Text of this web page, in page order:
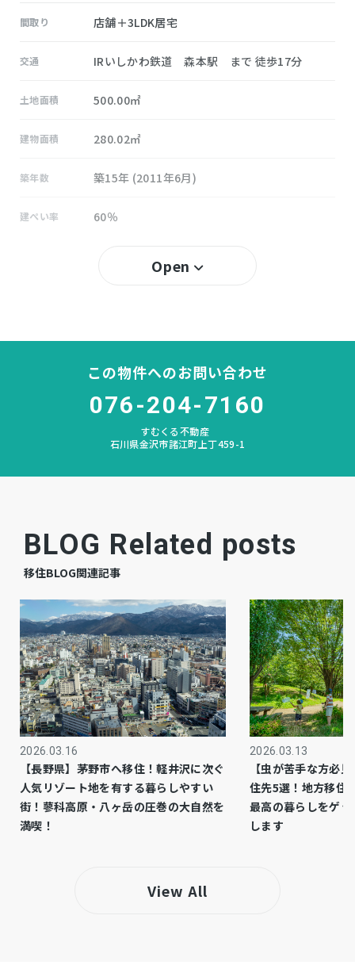
間取り 店舗＋3LDK居宅
交通 IRいしかわ鉄道 森本駅 まで 徒歩17分
土地面積 500.00㎡
建物面積 280.02㎡
築年数 築15年 (2011年6月)
建ぺい率 60％
不動寺
森本
引渡時期 相談
駐車場 －
上水道 公共
下水道 公共
ガス －
調整区域
用途地域 定無
追い焚き、床暖房、複層ガラス、ウォークイン
Open
この物件へのお問い合わせ
076-204-7160
すむくる不動産
石川県金沢市諸江町上丁459-1
BLOG Related posts
移住BLOG関連記事
2026.03.16
【長野県】茅野市へ移住！軽井沢に次ぐ
人気リゾート地を有する暮らしやすい
街！蓼科高原・八ヶ岳の圧巻の大自然を
満喫！
2026.03.13
【虫が苦手な方必
住先5選！地方移住
最高の暮らしをゲ
します
View All